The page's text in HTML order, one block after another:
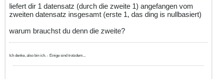
liefert dir 1 datensatz (durch die zweite 1) angefangen vom
zweiten datensatz insgesamt (erste 1, das ding is nullbasiert)
warum brauchst du denn die zweite?
Ich denke, also bin ich. - Einige sind trotzdem...